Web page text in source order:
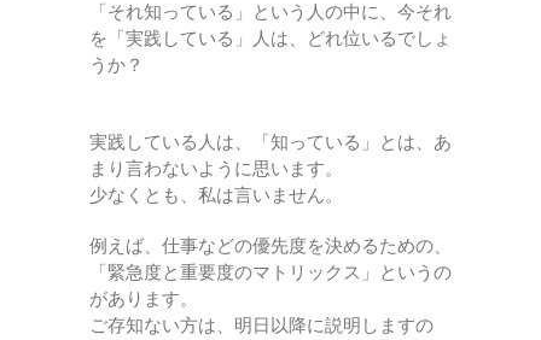
「それ知っている」という人の中に、今それ
を「実践している」人は、どれ位いるでしょ
うか？
実践している人は、「知っている」とは、あ
まり言わないように思います。
少なくとも、私は言いません。
例えば、仕事などの優先度を決めるための、
「緊急度と重要度のマトリックス」というの
があります。
ご存知ない方は、明日以降に説明しますの